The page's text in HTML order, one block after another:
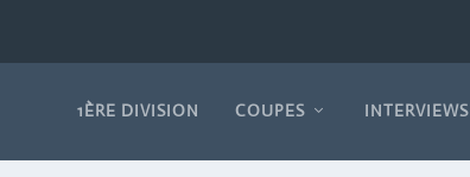
1ÈRE DIVISION COUPES INTERVIEWS